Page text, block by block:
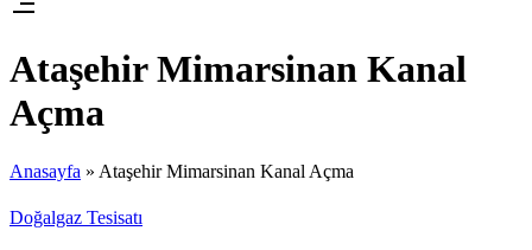
Ataşehir Mimarsinan Kanal
Açma
Anasayfa » Ataşehir Mimarsinan Kanal Açma
Doğalgaz Tesisatı